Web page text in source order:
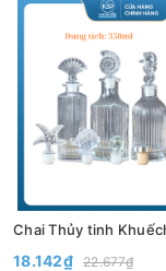
18.142₫ 22.677₫